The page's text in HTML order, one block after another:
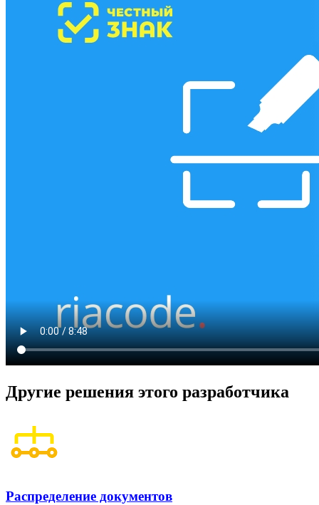
Другие решения этого разработчика
Распределение документов